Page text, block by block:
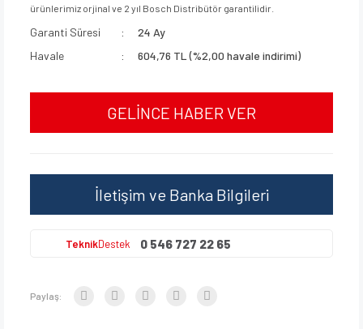
ürünlerimiz orjinal ve 2 yıl Bosch Distribütör garantilidir.
Garanti Süresi
24 Ay
Havale
604,76 TL (%2,00 havale indirimi)
GELİNCE HABER VER
İletişim ve Banka Bilgileri
TeknikDestek 0 546 727 22 65
Paylaş: